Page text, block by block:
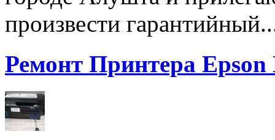
произвести
Ремонт Принтера